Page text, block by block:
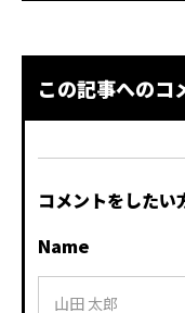
この記事へのコ
コメントをしたい
Name